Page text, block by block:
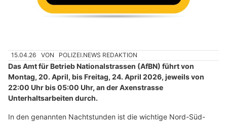
15.04.26 VON POLIZEI.NEWS REDAKTION
Das Amt für Betrieb Nationalstrassen (AfBN) führt von
Montag, 20. April, bis Freitag, 24. April 2026, jeweils von
22:00 Uhr bis 05:00 Uhr, an der Axenstrasse
Unterhaltsarbeiten durch.
In den genannten Nachtstunden ist die wichtige Nord-Süd-